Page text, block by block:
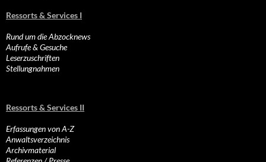
Ressorts & Services I
Rund um die Abzocknews
Aufrufe & Gesuche
Leserzuschriften
Stellungnahmen
Ressorts & Services II
Erfassungen von A-Z
Anwaltsverzeichnis
Archivmaterial